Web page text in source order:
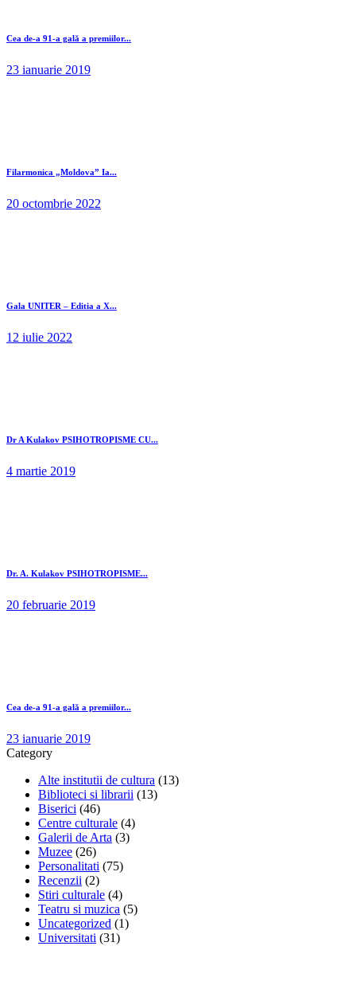
Cea de-a 91-a gală a premiilor...
23 ianuarie 2019
Filarmonica „Moldova” Ia...
20 octombrie 2022
Gala UNITER – Editia a X...
12 iulie 2022
Dr A Kulakov PSIHOTROPISME CU...
4 martie 2019
Dr. A. Kulakov PSIHOTROPISME...
20 februarie 2019
Cea de-a 91-a gală a premiilor...
23 ianuarie 2019
Category
Alte institutii de cultura (13)
Biblioteci si librarii (13)
Biserici (46)
Centre culturale (4)
Galerii de Arta (3)
Muzee (26)
Personalitati (75)
Recenzii (2)
Stiri culturale (4)
Teatru si muzica (5)
Uncategorized (1)
Universitati (31)